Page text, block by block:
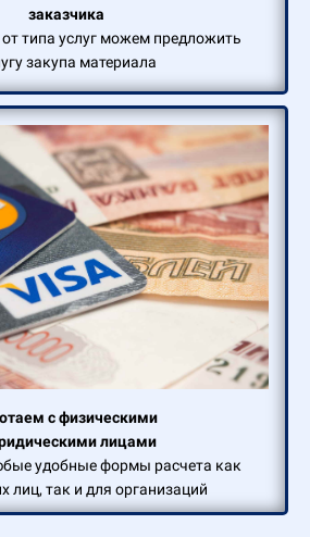
заказчика
типа услуг можем предложить
закупа материала
с физическими
лицами
удобные формы расчета как
лиц, так и для организаций